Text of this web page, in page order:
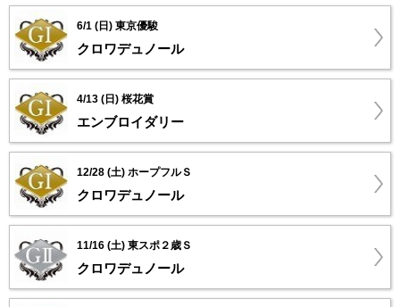
6/1 (日) 東京優駿
クロワデュノール
4/13 (日) 桜花賞
エンブロイダリー
12/28 (土) ホープフルＳ
クロワデュノール
11/16 (土) 東スポ２歳Ｓ
クロワデュノール